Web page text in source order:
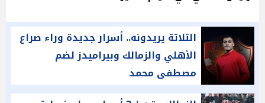
التلاتة يريدونه.. أسرار جديدة وراء صراع
الأهلي والزمالك وبيراميدز لضم
مصطفى محمد